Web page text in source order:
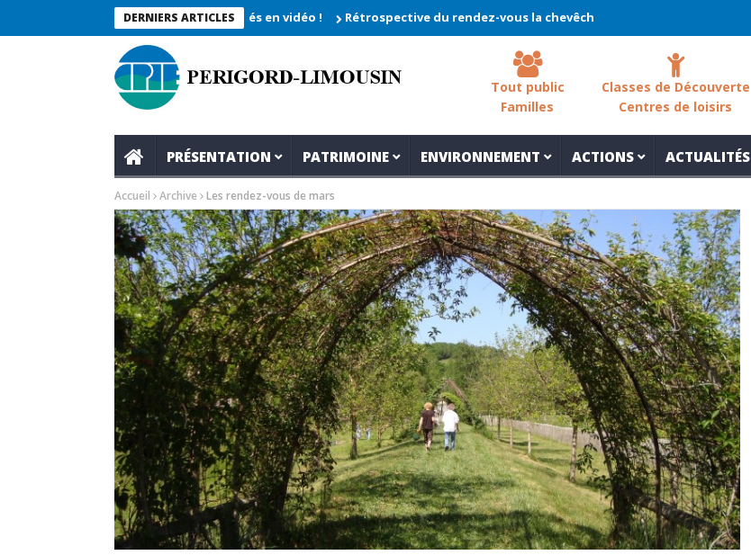
DERNIERS ARTICLES
2026_Les moments enregistrés en vidéo ! Rétrospective du rendez-vous la chevêche 2026 !
Tout public
Familles
Classes de Découverte
Centres de loisirs
PRÉSENTATION PATRIMOINE ENVIRONNEMENT ACTIONS ACTUALITÉS
Accueil Archive Les rendez-vous de mars